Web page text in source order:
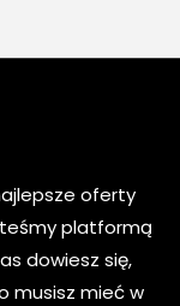
oferty
platformą
dowiesz się,
musisz mieć w